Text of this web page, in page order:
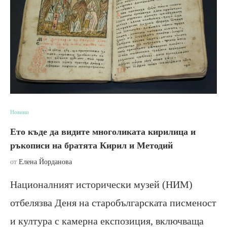
Новини
Ето къде да видите многоликата кирилица и
ръкописи на братята Кирил и Методий
от Елена Йорданова
Националният исторически музей (НИМ)
отбелязва Деня на старобългарската писменост
и култура с камерна експозиция, включваща